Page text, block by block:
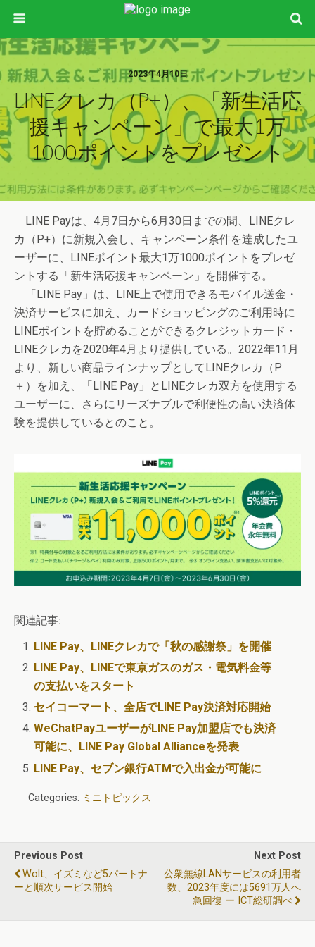
2023年4月10日
LINEクレカ（P+）、「新生活応
援キャンペーン」で最大1万
1000ポイントをプレゼント
LINE Payは、4月7日から6月30日までの間、LINEクレ
カ（P+）に新規入会し、キャンペーン条件を達成したユ
ーザーに、LINEポイント最大1万1000ポイントをプレゼ
ントする「新生活応援キャンペーン」を開催する。
「LINE Pay」は、LINE上で使用できるモバイル送金・
決済サービスに加え、カードショッピングのご利用時に
LINEポイントを貯めることができるクレジットカード・
LINEクレカを2020年4月より提供している。2022年11月
より、新しい商品ラインナップとしてLINEクレカ（P
＋）を加え、「LINE Pay」とLINEクレカ双方を使用する
ユーザーに、さらにリーズナブルで利便性の高い決済体
験を提供しているとのこと。
関連記事:
LINE Pay、LINEクレカで「秋の感謝祭」を開催
LINE Pay、LINEで東京ガスのガス・電気料金等
の支払いをスタート
セイコーマート、全店でLINE Pay決済対応開始
WeChatPayユーザーがLINE Pay加盟店でも決済
可能に、LINE Pay Global Allianceを発表
LINE Pay、セブン銀行ATMで入出金が可能に
Categories: ミニトピックス
Previous Post
Wolt、イズミなど5パートナ
ーと順次サービス開始
Next Post
公衆無線LANサービスの利用者
数、2023年度には5691万人へ
急回復 ー ICT総研調べ